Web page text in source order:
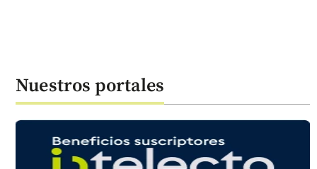
Nuestros portales